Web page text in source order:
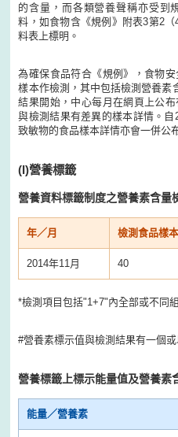
的含量，而各類營養聲稱亦受到
料，如食物含《規例》附表3第2
料表上標明。
為確保食品符合《規例》，食物
樣本作檢測，其中包括檢測營養素
結果開始，中心每月在網頁上公
與檢測結果有差異的樣本詳情。
致敏物的食品樣本詳情亦會一併公
(I)營養標籤
營養資料標籤制度之營養素含量
年／月 檢測食品樣
2014年11月 40
*檢測項目包括"1+7"內全部或不同
#營養素標示值與檢測結果有一個
營養標籤上標示能量值及營養素
能量／營養素